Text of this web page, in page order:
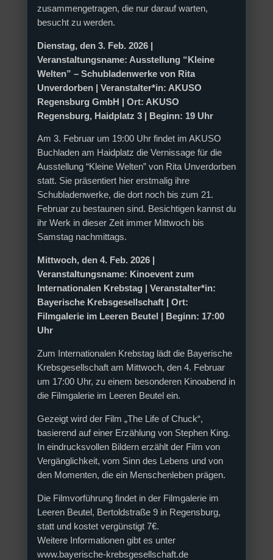
zusammengetragen, die nur darauf warten,
besucht zu werden.
Dienstag, den 3. Feb. 2026 |
Veranstaltungsname: Ausstellung “Kleine
Welten” – Schubladenwerke von Rita
Unverdorben | Veranstalter*in: AKUSO
Regensburg GmbH | Ort: AKUSO
Regensburg, Haidplatz 3 | Beginn: 19 Uhr
Am 3. Februar um 19:00 Uhr findet im AKUSO
Buchladen am Haidplatz die Vernissage für die
Ausstellung “Kleine Welten” von Rita Unverdorben
statt. Sie präsentiert hier erstmalig ihre
Schubladenwerke, die dort noch bis zum 21.
Februar zu bestaunen sind. Besichtigen kannst du
ihr Werk in dieser Zeit immer Mittwoch bis
Samstag nachmittags.
Mittwoch, den 4. Feb. 2026 |
Veranstaltungsname: Kinoevent zum
Internationalen Krebstag | Veranstalter*in:
Bayerische Krebsgesellschaft | Ort:
Filmgalerie im Leeren Beutel | Beginn: 17:00
Uhr
Zum Internationalen Krebstag lädt die Bayerische
Krebsgesellschaft am Mittwoch, den 4. Februar
um 17:00 Uhr, zu einem besonderen Kinoabend in
die Filmgalerie im Leeren Beutel ein.
Gezeigt wird der Film „The Life of Chuck“,
basierend auf einer Erzählung von Stephen King.
In eindrucksvollen Bildern erzählt der Film von
Vergänglichkeit, vom Sinn des Lebens und von
den Momenten, die ein Menschenleben prägen.
Die Filmvorführung findet in der Filmgalerie im
Leeren Beutel, Bertoldstraße 9 in Regensburg,
statt und kostet vergünstigt 7€.
Weitere Informationen gibt es unter
www.bayerische-krebsgesellschaft.de